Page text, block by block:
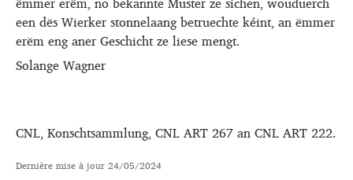
een dës Wierker stonnelaang betruechte kéint, an ëmmer
erëm eng aner Geschicht ze liese mengt.
Solange Wagner
CNL, Konschtsammlung, CNL ART 267 an CNL ART 222.
Dernière mise à jour24/05/2024